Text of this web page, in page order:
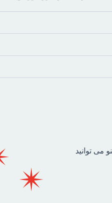
می توانید